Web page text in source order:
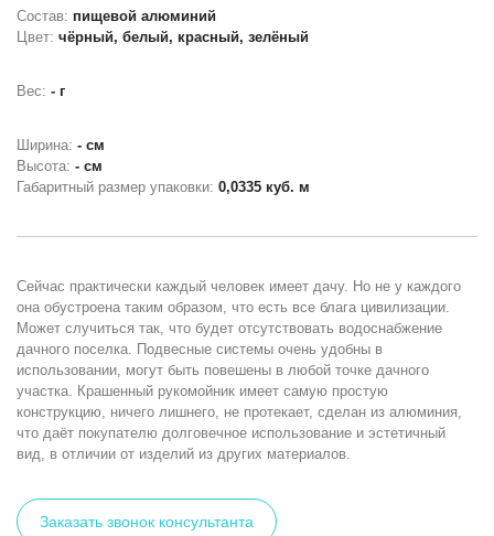
Состав: пищевой алюминий
Цвет: чёрный, белый, красный, зелёный
Вес: - г
Ширина: - см
Высота: - см
Габаритный размер упаковки: 0,0335 куб. м
Сейчас практически каждый человек имеет дачу. Но не у каждого
она обустроена таким образом, что есть все блага цивилизации.
Может случиться так, что будет отсутствовать водоснабжение
дачного поселка. Подвесные системы очень удобны в
использовании, могут быть повешены в любой точке дачного
участка. Крашенный рукомойник имеет самую простую
конструкцию, ничего лишнего, не протекает, сделан из алюминия,
что даёт покупателю долговечное использование и эстетичный
вид, в отличии от изделий из других материалов.
Заказать звонок консультанта